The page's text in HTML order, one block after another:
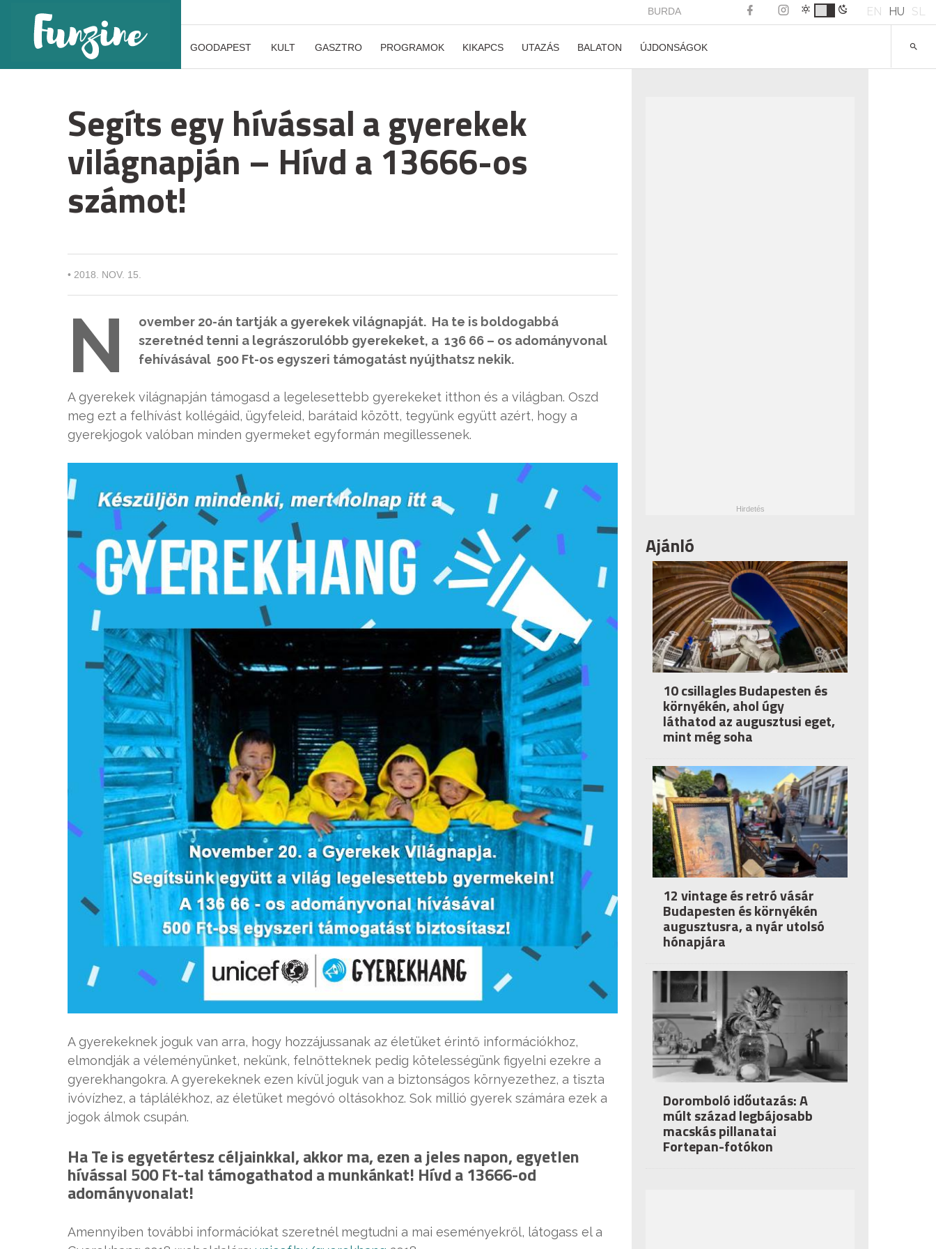
BURDA EN HU SL
GOODAPEST KULT GASZTRO PROGRAMOK KIKAPCS UTAZÁS BALATON ÚJDONSÁGOK
Segíts egy hívással a gyerekek
világnapján – Hívd a 13666-os
számot!
• 2018. NOV. 15.
N
ovember 20-án tartják a gyerekek világnapját. Ha te is boldogabbá
szeretnéd tenni a legrászorulóbb gyerekeket, a 136 66 – os adományvonal
fehívásával 500 Ft-os egyszeri támogatást nyújthatsz nekik.
A gyerekek világnapján támogasd a legelesettebb gyerekeket itthon és a világban. Oszd
meg ezt a felhívást kollégáid, ügyfeleid, barátaid között, tegyünk együtt azért, hogy a
gyerekjogok valóban minden gyermeket egyformán megillessenek.
A gyerekeknek joguk van arra, hogy hozzájussanak az életüket érintő információkhoz,
elmondják a véleményünket, nekünk, felnőtteknek pedig kötelességünk figyelni ezekre a
gyerekhangokra. A gyerekeknek ezen kívül joguk van a biztonságos környezethez, a tiszta
ivóvízhez, a táplálékhoz, az életüket megóvó oltásokhoz. Sok millió gyerek számára ezek a
jogok álmok csupán.
Ha Te is egyetértesz céljainkkal, akkor ma, ezen a jeles napon, egyetlen
hívással 500 Ft-tal támogathatod a munkánkat! Hívd a 13666-od
adományvonalat!
Amennyiben további információkat szeretnél megtudni a mai eseményekről, látogass el a
Ajánló
10 csillagles Budapesten és
környékén, ahol úgy
láthatod az augusztusi eget,
mint még soha
12 vintage és retró vásár
Budapesten és környékén
augusztusra, a nyár utolsó
hónapjára
Doromboló időutazás: A
múlt század legbájosabb
macskás pillanatai
Fortepan-fotókon